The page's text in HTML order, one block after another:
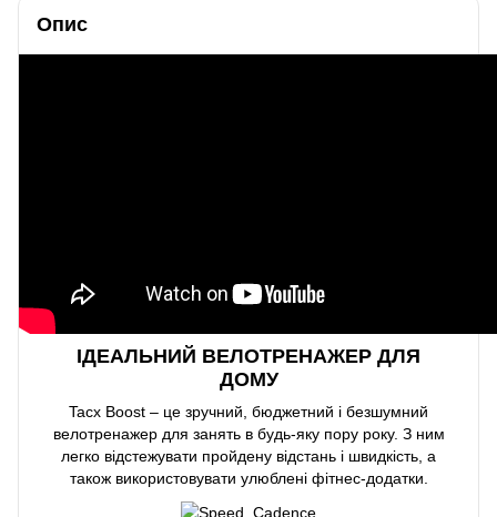
Опис
ІДЕАЛЬНИЙ ВЕЛОТРЕНАЖЕР ДЛЯ
ДОМУ
Tacx Boost – це зручний, бюджетний і безшумний
велотренажер для занять в будь-яку пору року. З ним
легко відстежувати пройдену відстань і швидкість, а
також використовувати улюблені фітнес-додатки.